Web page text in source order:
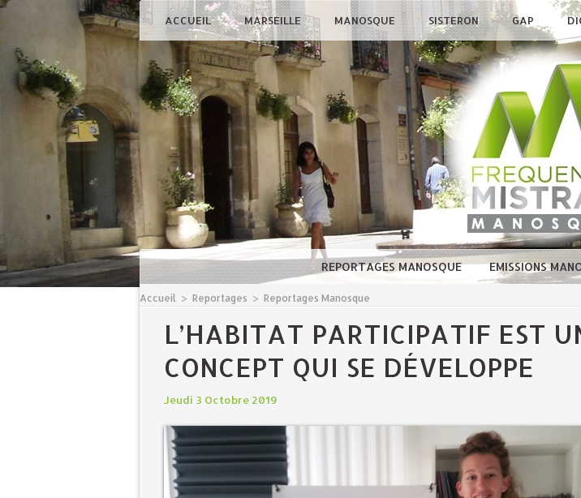
ACCUEIL MARSEILLE MANOSQUE SISTERON GAP
REPORTAGES MANOSQUE EMISSIONS
Accueil > Reportages > Reportages Manosque
L’HABITAT PARTICIPATIF EST
CONCEPT QUI SE DÉVELOPPE
Jeudi 3 Octobre 2019